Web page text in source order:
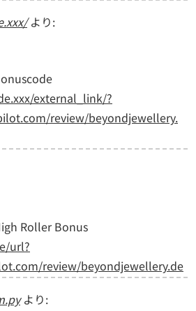
より:
external_link/?
review/beyondjewellery.
Roller Bonus
url?
review/beyondjewellery.de
より: